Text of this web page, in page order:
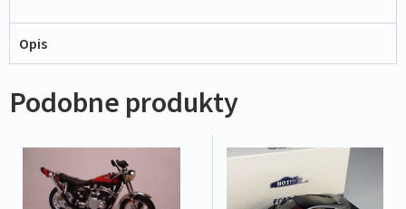
Opis
Podobne produkty